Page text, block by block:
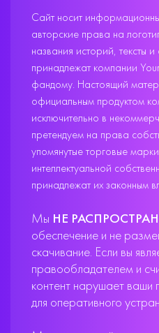
Сайт носит
авторские права на
названия историй, тексты
принадлежат компании
фандому. Настоящий
официальным продуктом
исключительно в
претендуем на права
упомянутые торговые
интеллектуальной
принадлежат их законным
Мы НЕ
обеспечение и не
скачивание. Если вы
правообладателем и
контент нарушает ваши
для оперативного